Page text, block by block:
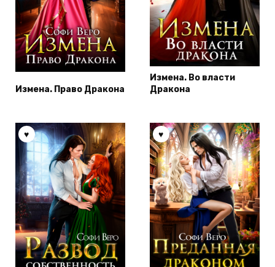
Измена. Право Дракона
Измена. Во власти
Дракона